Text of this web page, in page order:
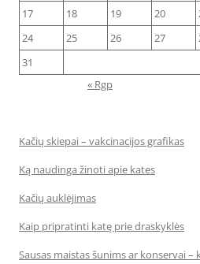
17
18 19 20
24
25 26 27
31
« Rgp
Kačių skiepai – vakcinacijos grafikas
Ką naudinga žinoti apie kates
Kačių auklėjimas
Kaip pripratinti katę prie draskyklės
Sausas maistas šunims ar konservai –